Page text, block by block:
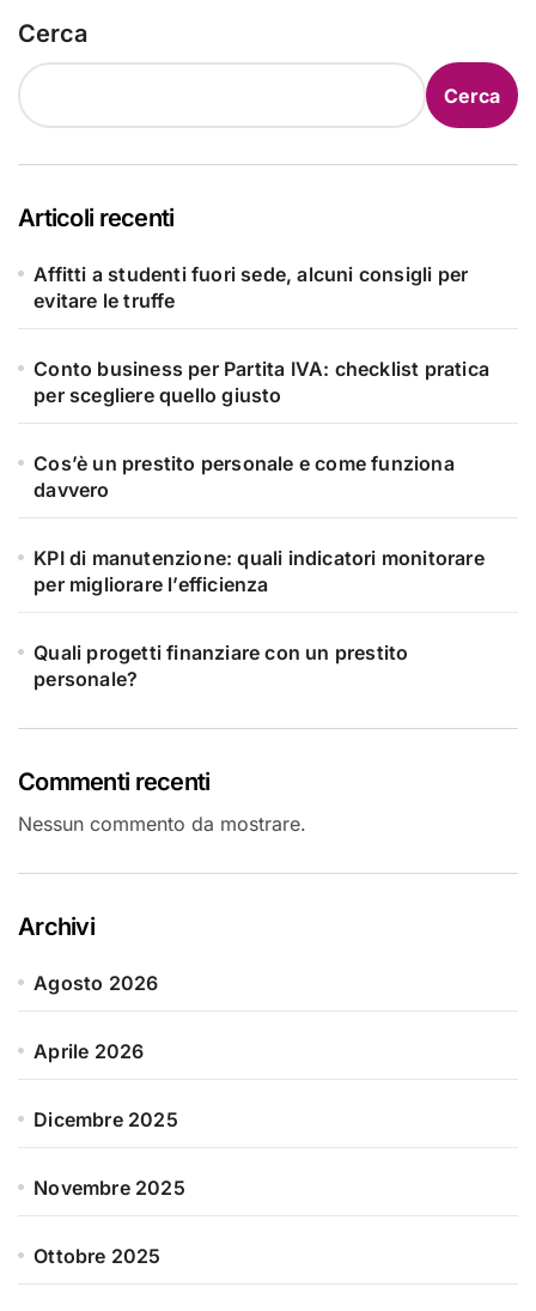
Cerca
Cerca
Articoli recenti
Affitti a studenti fuori sede, alcuni consigli per
evitare le truffe
Conto business per Partita IVA: checklist pratica
per scegliere quello giusto
Cos’è un prestito personale e come funziona
davvero
KPI di manutenzione: quali indicatori monitorare
per migliorare l’efficienza
Quali progetti finanziare con un prestito
personale?
Commenti recenti
Nessun commento da mostrare.
Archivi
Agosto 2026
Aprile 2026
Dicembre 2025
Novembre 2025
Ottobre 2025